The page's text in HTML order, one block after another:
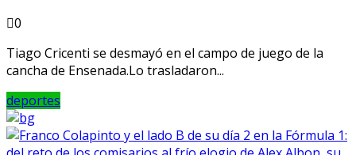
0
Tiago Cricenti se desmayó en el campo de juego de la
cancha de Ensenada.Lo trasladaron...
deportes